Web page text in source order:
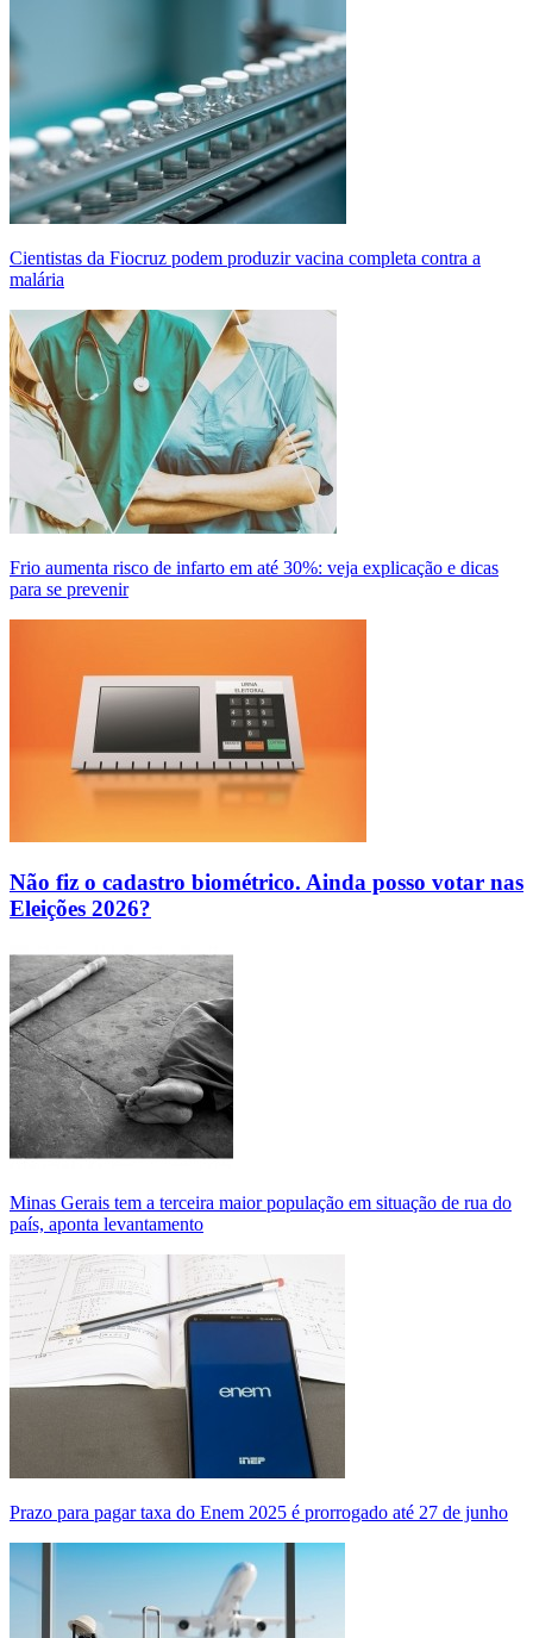
Cientistas da Fiocruz podem produzir vacina completa contra a
malária
Frio aumenta risco de infarto em até 30%: veja explicação e dicas
para se prevenir
Não fiz o cadastro biométrico. Ainda posso votar nas
Eleições 2026?
Minas Gerais tem a terceira maior população em situação de rua do
país, aponta levantamento
Prazo para pagar taxa do Enem 2025 é prorrogado até 27 de junho